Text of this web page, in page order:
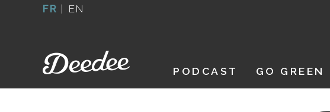
FR | EN
PODCAST GO GREEN